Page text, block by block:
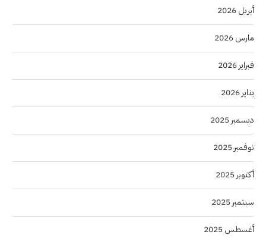
أبريل 2026
مارس 2026
فبراير 2026
يناير 2026
ديسمبر 2025
نوفمبر 2025
أكتوبر 2025
سبتمبر 2025
أغسطس 2025